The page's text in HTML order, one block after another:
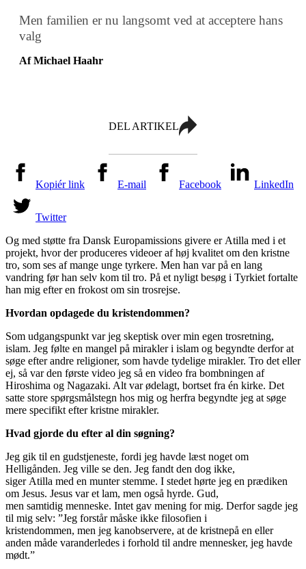
Men familien er nu langsomt ved at acceptere hans
valg
Af Michael Haahr
DEL ARTIKEL
Kopiér link E-mail Facebook LinkedIn
Twitter
Og med støtte fra Dansk Europamissions givere erAtilla med i et
projekt, hvor der produceres videoer af høj kvalitet om den kristne
tro, som ses af mange unge tyrkere. Men han var på en lang
vandring før han selv kom til tro. På et nyligt besøg i Tyrkiet fortalte
han mig efter en frokost om sin trosrejse.
Hvordan opdagede du kristendommen?
Som udgangspunkt var jeg skeptisk overmin egen trosretning,
islam. Jeg følte en mangel på mirakler i islam og begyndte derfor at
søge efter andre religioner, som havde tydelige mirakler. Tro det eller
ej, så var den første video jeg så en video fra bombningen af
Hiroshima og Nagazaki. Alt var ødelagt, bortset fra én kirke. Det
satte store spørgsmålstegn hos mig og herfra begyndte jeg at søge
mere specifikt efter kristne mirakler.
Hvad gjorde du efter al din søgning?
Jeg gik til en gudstjeneste, fordi jeg havde læst noget om
Helligånden. Jeg ville se den. Jeg fandt den dog ikke,
sigerAtilla med en munter stemme. I stedet hørte jeg en prædiken
om Jesus. Jesus var et lam, men også hyrde. Gud,
men samtidig menneske. Intet gav mening for mig. Derfor sagde jeg
til mig selv: ”Jeg forstår måske ikke filosofien i
kristendommen, men jeg kanobservere, atde kristnepå en eller
anden måde varanderledes i forhold til andre mennesker, jeg havde
mødt.”